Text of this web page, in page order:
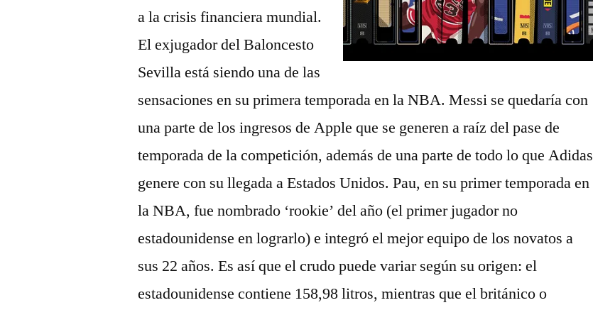
a la crisis financiera mundial.
El exjugador del Baloncesto
Sevilla está siendo una de las
sensaciones en su primera temporada en la NBA. Messi se quedaría con
una parte de los ingresos de Apple que se generen a raíz del pase de
temporada de la competición, además de una parte de todo lo que Adidas
genere con su llegada a Estados Unidos. Pau, en su primer temporada en
la NBA, fue nombrado ‘rookie’ del año (el primer jugador no
estadounidense en lograrlo) e integró el mejor equipo de los novatos a
sus 22 años. Es así que el crudo puede variar según su origen: el
estadounidense contiene 158,98 litros, mientras que el británico o